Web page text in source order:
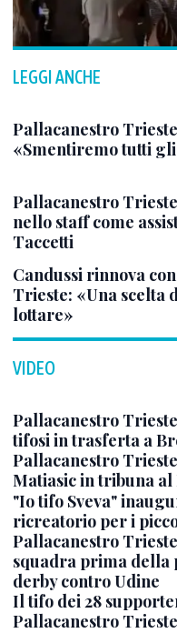
LEGGI ANCHE
Pallacanestro
«Smentiremo tutti
Pallacanestro
nello staff come
Taccetti
Candussi rinnova
Trieste: «Una scelta
lottare»
VIDEO
Pallacanestro
tifosi in trasferta a
Pallacanestro
Matiasic in tribuna al
"Io tifo Sveva"
ricreatorio per i
Pallacanestro
squadra prima della
derby contro Udine
Il tifo dei 28
Pallacanestro